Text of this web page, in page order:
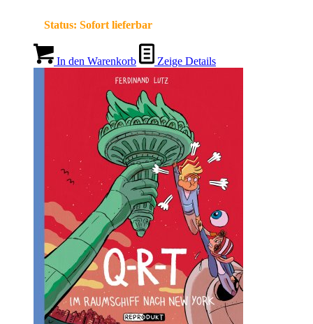
Status: Sofort lieferbar
In den Warenkorb Zeige Details